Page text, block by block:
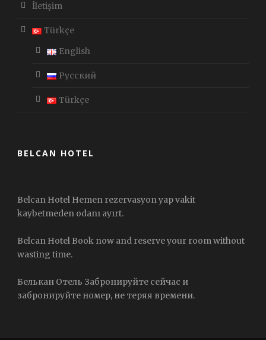
İletişim
Türkçe
English
Русский
Türkçe
BELCAN HOTEL
Belcan Hotel Hemen rezervasyon yap vakit
kaybetmeden odanı ayırt.
Belcan Hotel Book now and reserve your room without
wasting time.
Белькан Отель Забронируйте сейчас и
забронируйте номер, не теряя времени.